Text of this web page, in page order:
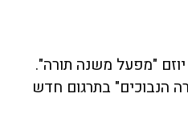
"מפעל משנה תורה".
הנבוכים" בתרגום חדש